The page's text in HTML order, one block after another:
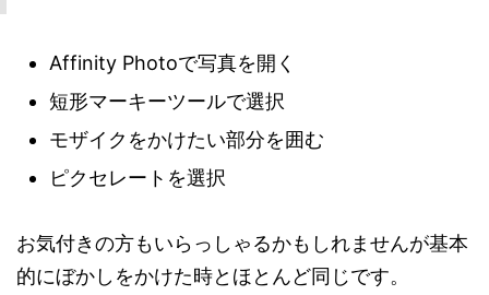
Affinity Photoで写真を開く
短形マーキーツールで選択
モザイクをかけたい部分を囲む
ピクセレートを選択
お気付きの方もいらっしゃるかもしれませんが基本
的にぼかしをかけた時とほとんど同じです。